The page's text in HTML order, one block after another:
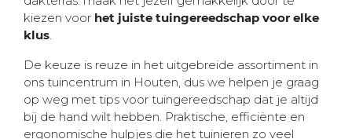
kiezen voor het juiste tuingereedschap voor elke
klus.
De keuze is reuze in het uitgebreide assortiment in
ons tuincentrum in Houten, dus we helpen je graag
op weg met tips voor tuingereedschap dat je altijd
bij de hand wilt hebben. Praktische, efficiënte en
ergonomische hulpjes die het tuinieren zo veel